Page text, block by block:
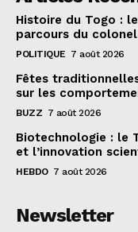
Histoire du Togo :
parcours du
POLITIQUE 7 août 2026
Fêtes
sur les
BUZZ 7 août 2026
Biotechnologie : le
et l’innovation
HEBDO 7 août 2026
Newsletter